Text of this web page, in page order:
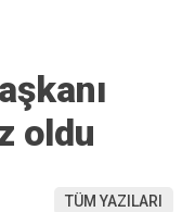
oldu
TÜM YAZILARI